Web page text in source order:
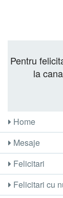
Pentru
la
Home
Mesaje
Felicitari
Felicitari cu